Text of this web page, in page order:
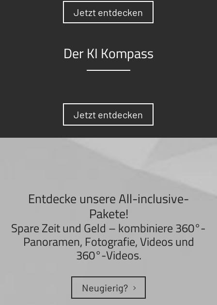
Jetzt entdecken
Der KI Kompass
Jetzt entdecken
Entdecke unsere All-inclusive-
Pakete!
Spare Zeit und Geld – kombiniere 360°-
Panoramen, Fotografie, Videos und
360°-Videos.
Neugierig?